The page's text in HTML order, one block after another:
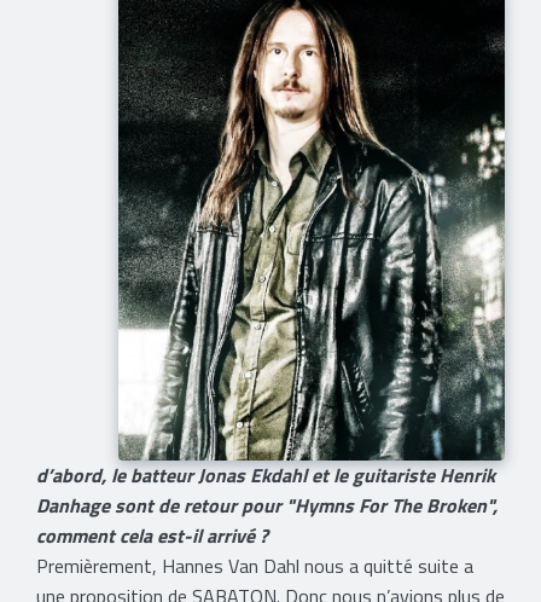
d’abord, le batteur Jonas Ekdahl et le guitariste Henrik
Danhage sont de retour pour "Hymns For The Broken",
comment cela est-il arrivé ?
Premièrement, Hannes Van Dahl nous a quitté suite a